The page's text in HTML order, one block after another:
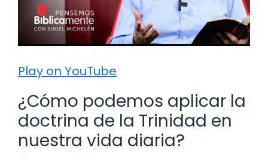
Play on YouTube
¿Cómo podemos aplicar la
doctrina de la Trinidad en
nuestra vida diaria?